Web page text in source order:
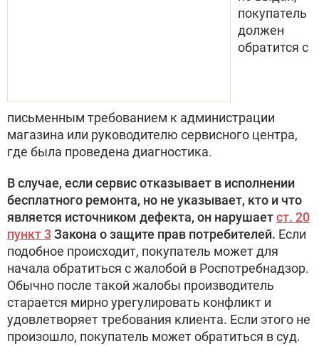
покупатель
должен
обратится с
письменным требованием к администрации
магазина или руководителю сервисного центра,
где была проведена диагностика.
В случае, если сервис отказывает в исполнении
бесплатного ремонта, но не указывает, кто и что
является источником дефекта, он нарушаетст. 20
пункт 3Закона о защите прав потребителей. Если
подобное происходит, покупатель может для
начала обратиться с жалобой в Роспотребнадзор.
Обычно после такой жалобы производитель
старается мирно урегулировать конфликт и
удовлетворяет требования клиента. Если этого не
произошло, покупатель может обратиться в суд.